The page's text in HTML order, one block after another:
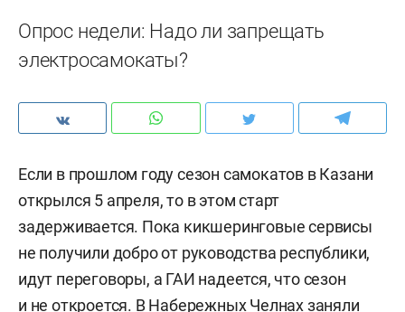
Опрос недели: Надо ли запрещать
электросамокаты?
Если в прошлом году сезон самокатов в Казани
открылся 5 апреля, то в этом старт
задерживается. Пока кикшеринговые сервисы
не получили добро от руководства республики,
идут переговоры, а ГАИ надеется, что сезон
и не откроется. В Набережных Челнах заняли